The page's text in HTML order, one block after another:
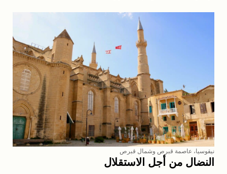
نيقوسيا، عاصمة قبرص وشمال قبرص
النضال من أجل الاستقلال